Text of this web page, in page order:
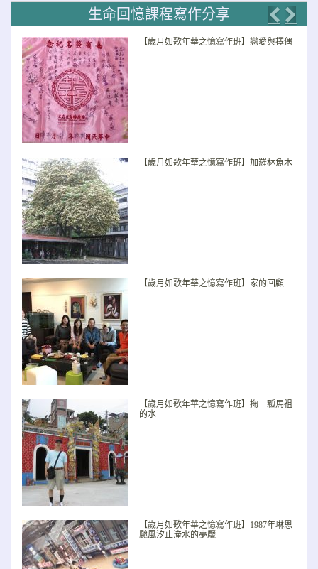
生命回憶課程寫作分享
【歲月如歌年華之憶寫作班】戀愛與擇偶
【歲月如歌年華之憶寫作班】加羅林魚木
【歲月如歌年華之憶寫作班】家的回顧
【歲月如歌年華之憶寫作班】掬一瓢馬祖
的水
【歲月如歌年華之憶寫作班】1987年琳恩
颱風汐止淹水的夢魘